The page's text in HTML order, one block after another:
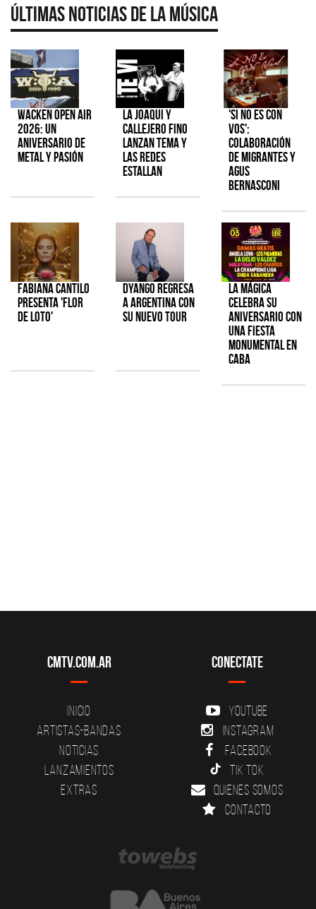
Últimas Noticias de la Música
Wacken Open Air
2026: Un
aniversario de
metal y pasión
La Joaqui y
Callejero Fino
lanzan tema y
las redes
estallan
'Si No Es Con
Vos':
colaboración
de Migrantes y
Agus
Bernasconi
Fabiana Cantilo
presenta 'Flor
de Loto'
Dyango regresa
a Argentina con
su nuevo tour
La Mágica
celebra su
aniversario con
una fiesta
monumental en
CABA
CMTV.com.ar
Inicio
Artistas-Bandas
Noticias
Lanzamientos
Extras
Conectate
YouTube
Instagram
Facebook
Tik Tok
Quienes somos
Contacto